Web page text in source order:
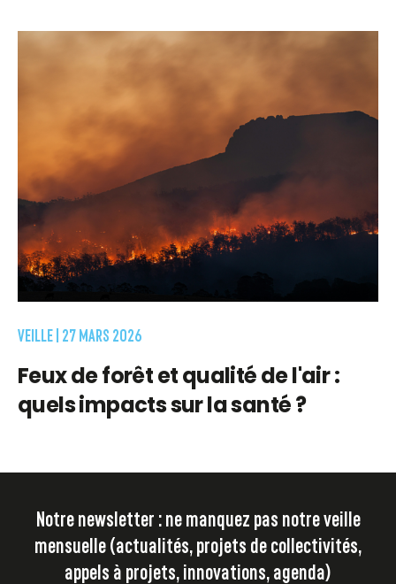
VEILLE | 27 MARS 2026
Feux de forêt et qualité de l'air :
quels impacts sur la santé ?
Notre newsletter : ne manquez pas notre veille
mensuelle (actualités, projets de collectivités,
appels à projets, innovations, agenda)